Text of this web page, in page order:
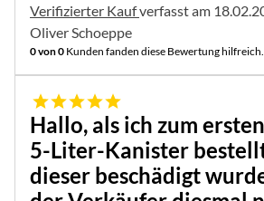
Verifizierter Kaufverfasst am
Oliver Schoeppe
0 von 0 Kunden fanden diese Bewertung hilfreich.
5 von 5
Hallo, als ich zum
5-Liter-Kanister
dieser beschädigt